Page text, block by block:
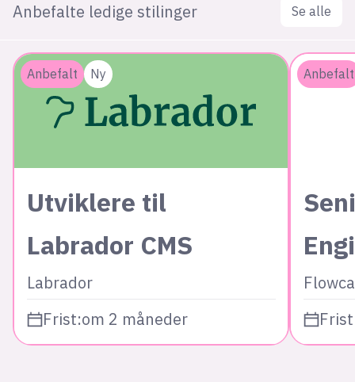
Anbefalte ledige stilinger Se alle
Anbefalt Ny
Utviklere til
Labrador CMS
Labrador
Frist:om 2 måneder
Anbefalt